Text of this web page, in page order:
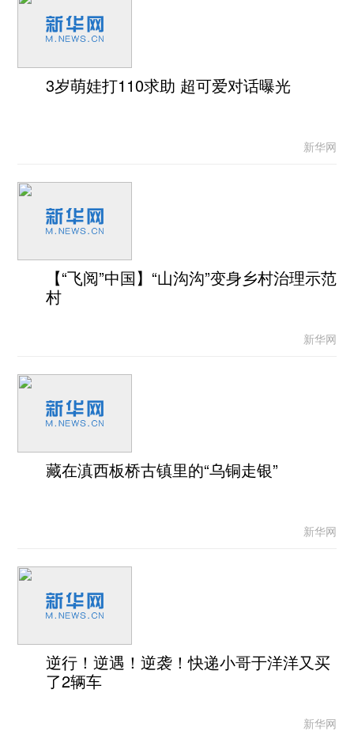
3岁萌娃打110求助 超可爱对话曝光
新华网
【“飞阅”中国】“山沟沟”变身乡村治理示范
村
新华网
藏在滇西板桥古镇里的“乌铜走银”
新华网
逆行！逆遇！逆袭！快递小哥于洋洋又买
了2辆车
新华网